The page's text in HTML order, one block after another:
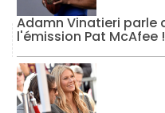
Adamn Vinatieri parle
l'émission Pat McAfee !